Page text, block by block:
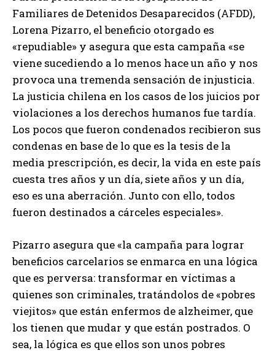
Familiares de Detenidos Desaparecidos (AFDD),
Lorena Pizarro, el beneficio otorgado es
«repudiable» y asegura que esta campaña «se
viene sucediendo a lo menos hace un año y nos
provoca una tremenda sensación de injusticia.
La justicia chilena en los casos de los juicios por
violaciones a los derechos humanos fue tardía.
Los pocos que fueron condenados recibieron sus
condenas en base de lo que es la tesis de la
media prescripción, es decir, la vida en este país
cuesta tres años y un día, siete años y un día,
eso es una aberración. Junto con ello, todos
fueron destinados a cárceles especiales».
Pizarro asegura que «la campaña para lograr
beneficios carcelarios se enmarca en una lógica
que es perversa: transformar en víctimas a
quienes son criminales, tratándolos de «pobres
viejitos» que están enfermos de alzheimer, que
los tienen que mudar y que están postrados. O
sea, la lógica es que ellos son unos pobres